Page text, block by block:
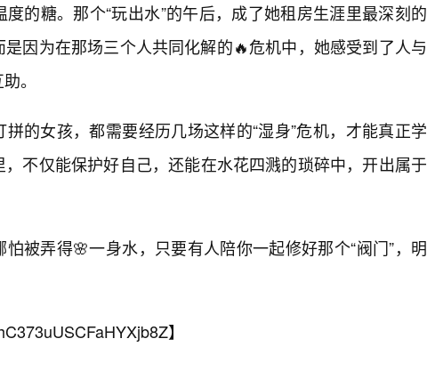
的糖。那个“玩出水”的午后，成了她租房生涯里最深刻的
因为在那场三个人共同化解的🔥危机中，她感受到了人与
。
的女孩，都需要经历几场这样的“湿身”危机，才能真正学
不仅能保护好自己，还能在水花四溅的琐碎中，开出属于
被弄得🌸一身水，只要有人陪你一起修好那个“阀门”，明
】